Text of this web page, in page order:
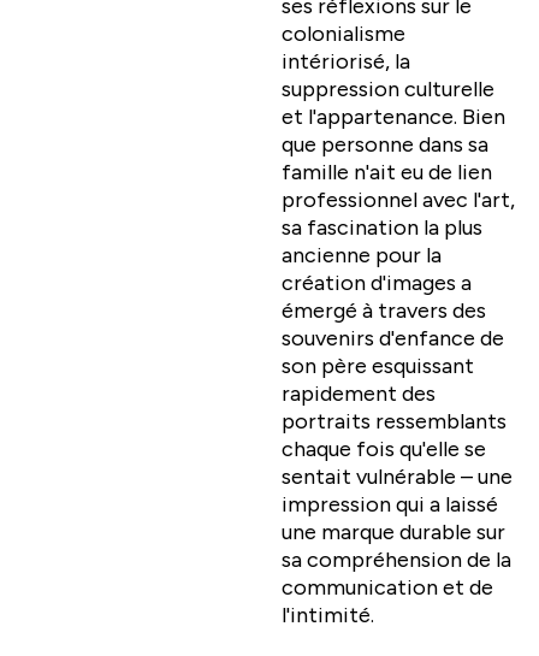
ses réflexions sur le
colonialisme
intériorisé, la
suppression culturelle
et l'appartenance. Bien
que personne dans sa
famille n'ait eu de lien
professionnel avec l'art,
sa fascination la plus
ancienne pour la
création d'images a
émergé à travers des
souvenirs d'enfance de
son père esquissant
rapidement des
portraits ressemblants
chaque fois qu'elle se
sentait vulnérable – une
impression qui a laissé
une marque durable sur
sa compréhension de la
communication et de
l'intimité.